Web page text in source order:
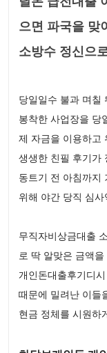
으면 파국을 맞
소방수 정신으
당일일수 불과 며칠
봉착한 사업장을 당
제 자금을 이용하고
생생한 친필 후기가
동트기 전 아침까지
위해 야간 당직 심
무직자비상금대출
로 딱 알맞은 금액
개인돈대출후기디
때문에 밀려난 이들
현금 정체를 시원하